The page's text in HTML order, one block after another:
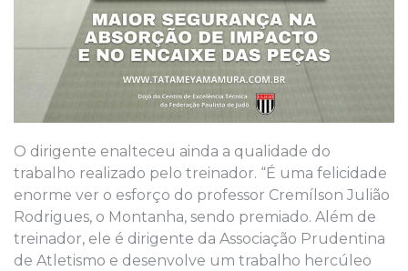
O dirigente enalteceu ainda a qualidade do
trabalho realizado pelo treinador. “É uma felicidade
enorme ver o esforço do professor Cremílson Julião
Rodrigues, o Montanha, sendo premiado. Além de
treinador, ele é dirigente da Associação Prudentina
de Atletismo e desenvolve um trabalho hercúleo